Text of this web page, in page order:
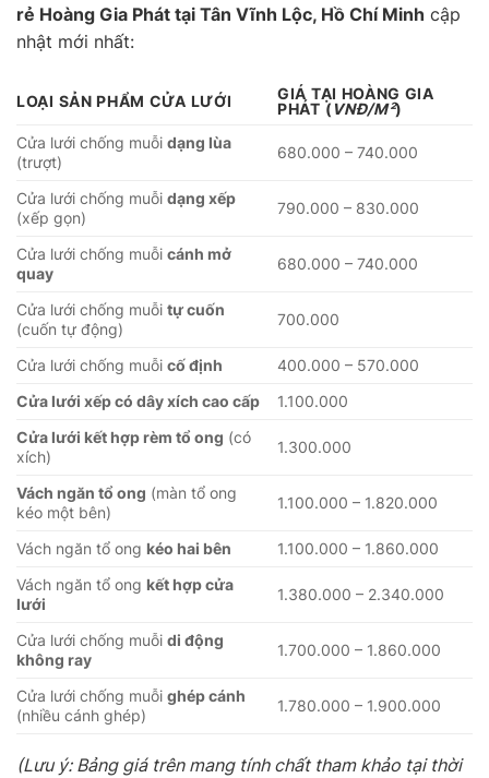
rẻ Hoàng Gia Phát tại Tân Vĩnh Lộc, Hồ Chí Minh cập
nhật mới nhất:
LOẠI SẢN PHẨM CỬA LƯỚI
GIÁ TẠI HOÀNG GIA
PHÁT ( VNĐ/M²)
Cửa lưới chống muỗi dạng lùa
(trượt)
680.000 – 740.000
Cửa lưới chống muỗi dạng xếp
(xếp gọn)
790.000 – 830.000
Cửa lưới chống muỗi cánh mở
quay
680.000 – 740.000
Cửa lưới chống muỗi tự cuốn
(cuốn tự động)
700.000
Cửa lưới chống muỗi cố định
400.000 – 570.000
Cửa lưới xếp có dây xích cao cấp
1.100.000
Cửa lưới kết hợp rèm tổ ong (có
xích)
1.300.000
Vách ngăn tổ ong (màn tổ ong
kéo một bên)
1.100.000 – 1.820.000
Vách ngăn tổ ong kéo hai bên
1.100.000 – 1.860.000
Vách ngăn tổ ong kết hợp cửa
lưới
1.380.000 – 2.340.000
Cửa lưới chống muỗi di động
không ray
1.700.000 – 1.860.000
Cửa lưới chống muỗi ghép cánh
(nhiều cánh ghép)
1.780.000 – 1.900.000
(Lưu ý: Bảng giá trên mang tính chất tham khảo tại thời